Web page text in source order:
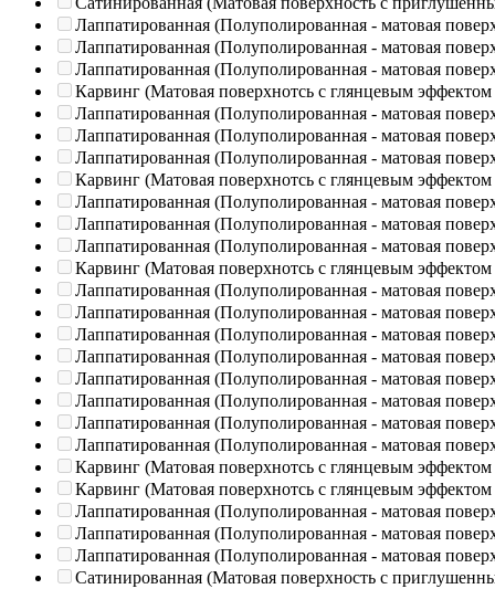
Лаппатированная (Полуполированная - матовая
Лаппатированная (Полуполированная - матовая
Лаппатированная (Полуполированная - матовая
Карвинг (Матовая поверхнотсь с глянцевым эффектом
Лаппатированная (Полуполированная - матовая
Лаппатированная (Полуполированная - матовая
Лаппатированная (Полуполированная - матовая
Карвинг (Матовая поверхнотсь с глянцевым эффектом
Лаппатированная (Полуполированная - матовая
Лаппатированная (Полуполированная - матовая
Лаппатированная (Полуполированная - матовая
Карвинг (Матовая поверхнотсь с глянцевым эффектом
Лаппатированная (Полуполированная - матовая
Лаппатированная (Полуполированная - матовая
Лаппатированная (Полуполированная - матовая
Лаппатированная (Полуполированная - матовая
Лаппатированная (Полуполированная - матовая
Лаппатированная (Полуполированная - матовая
Лаппатированная (Полуполированная - матовая
Лаппатированная (Полуполированная - матовая
Карвинг (Матовая поверхнотсь с глянцевым эффектом
Карвинг (Матовая поверхнотсь с глянцевым эффектом
Лаппатированная (Полуполированная - матовая
Лаппатированная (Полуполированная - матовая
Лаппатированная (Полуполированная - матовая
Сатинированная (Матовая поверхность с